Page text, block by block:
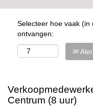
Selecteer hoe vaak (in
ontvangen:
Centrum (8 uur)